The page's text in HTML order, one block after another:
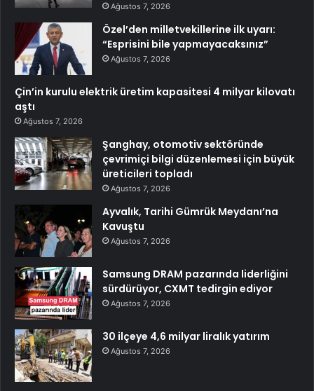
Ağustos 7, 2026
Özel’den milletvekillerine ilk uyarı:
“Esprisini bile yapmayacaksınız”
Ağustos 7, 2026
Çin’in kurulu elektrik üretim kapasitesi 4 milyar kilovatı
aştı
Ağustos 7, 2026
Şanghay, otomotiv sektöründe
çevrimiçi bilgi düzenlemesi için büyük
üreticileri topladı
Ağustos 7, 2026
Ayvalık, Tarihi Gümrük Meydanı’na
Kavuştu
Ağustos 7, 2026
Samsung DRAM pazarında liderliğini
sürdürüyor, CXMT tedirgin ediyor
Ağustos 7, 2026
30 ilçeye 4,6 milyar liralık yatırım
Ağustos 7, 2026